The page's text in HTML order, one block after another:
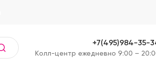
+7(495)984-35-
Kолл-центр ежедневно 9:00 –